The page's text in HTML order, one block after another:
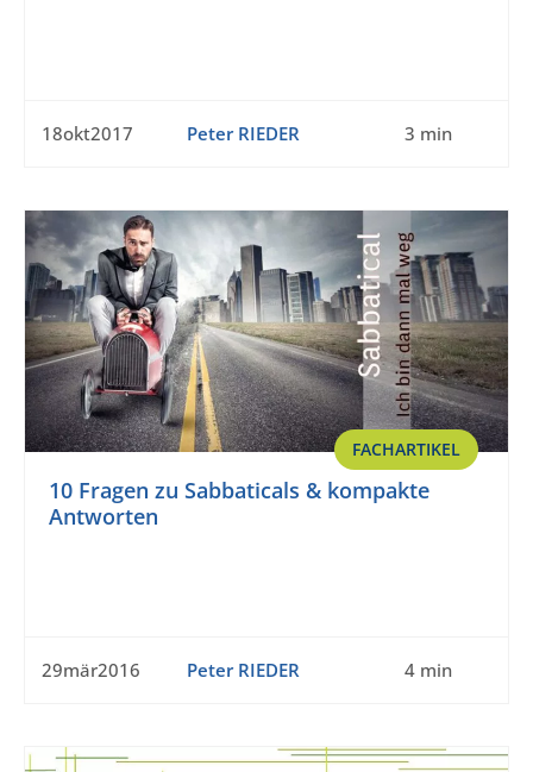
18okt2017 Peter RIEDER 3 min
FACHARTIKEL
10 Fragen zu Sabbaticals & kompakte
Antworten
29mär2016 Peter RIEDER 4 min